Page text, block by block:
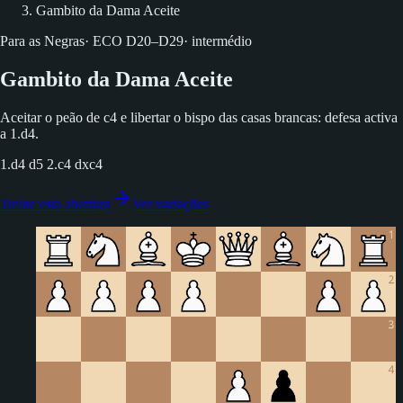
Gambito da Dama Aceite
Para as Negras· ECO D20–D29· intermédio
Gambito da Dama Aceite
Aceitar o peão de c4 e libertar o bispo das casas brancas: defesa activa
a 1.d4.
1.d4 d5 2.c4 dxc4
Treine esta abertura Ver variações